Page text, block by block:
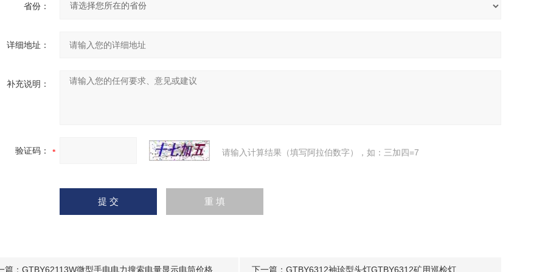
省份：
详细地址：
补充说明：
验证码： 请输入计算结果（填写阿拉伯数字），如：三加四=7
篇： GTBY62113W微型手电电力搜索电量显示电筒价格 下一篇： GTBY6312袖珍型头灯GTBY6312矿用巡检灯